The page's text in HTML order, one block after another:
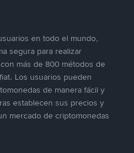
en todo el mundo,
segura para realizar
más de 800 métodos de
Los usuarios pueden
de manera fácil y
establecen sus precios y
mercado de criptomonedas